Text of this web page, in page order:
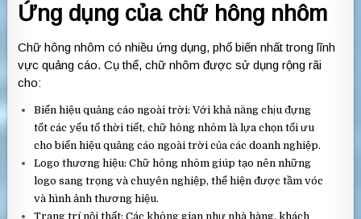
Ứng dụng của chữ hông nhôm
Chữ hông nhôm có nhiều ứng dụng, phổ biến nhất trong lĩnh
vực quảng cáo. Cụ thể, chữ nhôm được sử dụng rộng rãi
cho:
Biển hiệu quảng cáo ngoài trời: Với khả năng chịu đựng
tốt các yếu tố thời tiết, chữ hông nhôm là lựa chọn tối ưu
cho biển hiệu quảng cáo ngoài trời của các doanh nghiệp.
Logo thương hiệu: Chữ hông nhôm giúp tạo nên những
logo sang trọng và chuyên nghiệp, thể hiện được tầm vóc
và hình ảnh thương hiệu.
Trang trí nội thất: Các không gian như nhà hàng, khách